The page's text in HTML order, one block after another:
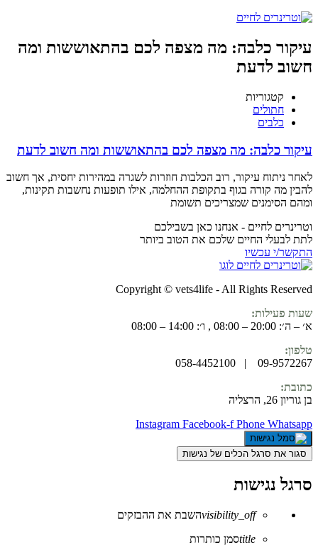
עיקור כלבה: מה מצפה לכם בהתאוששות ומה
חשוב לדעת
קטגוריות
חתולים
כלבים
עיקור כלבה: מה מצפה לכם בהתאוששות ומה חשוב לדעת
לאחר ניתוח עיקור, רוב הכלבות חוזרות לשגרה במהירות יחסית, אך חשוב
להבין מה קורה בגוף בתקופת ההחלמה, אילו תופעות נחשבות תקינות,
ומהם הסימנים שמצריכים תשומת
וטרינרים לחיים - אנחנו כאן בשבילכם
לתת לבעלי החיים שלכם את הטוב ביותר
התקשר/י עכשיו
Copyright © vets4life - All Rights Reserved
שעות פעילות:
א׳ – ה׳: 20:00 – 08:00 , ו׳: 14:00 – 08:00
טלפון:
09-9572267 | 058-4452100
כתובת:
בן גוריון 26, הרצליה
Instagram Facebook-f Phone Whatsapp
סגור את סרגל הכלים של נגישות
סרגל נגישות
visibility_offהשבת את ההבזקים
titleסמן כותרות